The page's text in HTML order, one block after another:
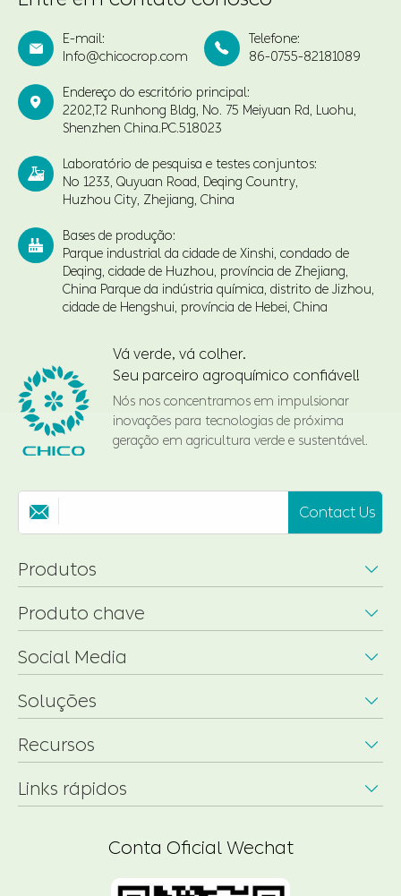

E-mail:
Info@chicocrop.com

Telefone:
86-0755-82181089

Endereço do escritório principal:
2202,T2 Runhong Bldg, No. 75 Meiyuan Rd, Luohu,
Shenzhen China.PC.518023

Laboratório de pesquisa e testes conjuntos:
No 1233, Quyuan Road, Deqing Country,
Huzhou City, Zhejiang, China

Bases de produção:
Parque industrial da cidade de Xinshi, condado de
Deqing, cidade de Huzhou, província de Zhejiang,
China Parque da indústria química, distrito de Jizhou,
cidade de Hengshui, província de Hebei, China
Vá verde, vá colher.
Seu parceiro agroquímico confiável!
Nós nos concentramos em impulsionar
inovações para tecnologias de próxima
geração em agricultura verde e sustentável.
 Contact Us
Produtos 
Produto chave 
Social Media 
Soluções 
Recursos 
Links rápidos 
Conta Oficial Wechat